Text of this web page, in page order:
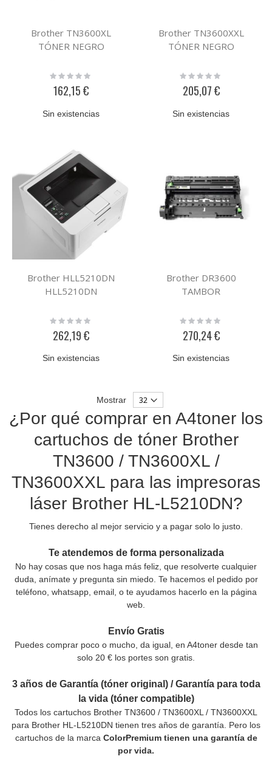
Brother TN3600XL
TÓNER NEGRO
Rating:
162,15 €
Sin existencias
Brother TN3600XXL
TÓNER NEGRO
Rating:
205,07 €
Sin existencias
Brother HLL5210DN
HLL5210DN
Rating:
262,19 €
Sin existencias
Brother DR3600
TAMBOR
Rating:
270,24 €
Sin existencias
Mostrar
¿Por qué comprar en A4toner los
cartuchos de tóner Brother
TN3600 / TN3600XL /
TN3600XXL para las impresoras
láser Brother HL-L5210DN?
Tienes derecho al mejor servicio y a pagar solo lo justo.
Te atendemos de forma personalizada
No hay cosas que nos haga más feliz, que resolverte cualquier
duda, anímate y pregunta sin miedo. Te hacemos el pedido por
teléfono, whatsapp, email, o te ayudamos hacerlo en la página
web.
Envío Gratis
Puedes comprar poco o mucho, da igual, en A4toner desde tan
solo 20 € los portes son gratis.
3 años de Garantía (tóner original) / Garantía para toda
la vida (tóner compatible)
Todos los cartuchos Brother TN3600 / TN3600XL / TN3600XXL
para Brother HL-L5210DN tienen tres años de garantía. Pero los
cartuchos de la marca ColorPremium tienen una garantía de
por vida.